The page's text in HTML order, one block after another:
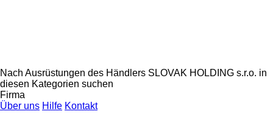
Nach Ausrüstungen des Händlers SLOVAK HOLDING s.r.o. in
diesen Kategorien suchen
Firma
Über uns Hilfe Kontakt